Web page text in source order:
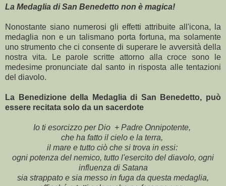
La Medaglia di San Benedetto non è magica!
Nonostante siano numerosi gli effetti attribuite all'icona, la
medaglia non e un talismano porta fortuna, ma solamente
uno strumento che ci consente di superare le avversità della
nostra vita. Le parole scritte attorno alla croce sono le
medesime pronunciate dal santo in risposta alle tentazioni
del diavolo.
La Benedizione della Medaglia di San Benedetto, può
essere recitata solo da un sacerdote
Io ti esorcizzo per Dio + Padre Onnipo­tente,
che ha fatto il cielo e la terra,
il mare e tutto ciò che si trova in essi:
ogni potenza del nemico, tutto l'esercito del diavolo, ogni
influenza di Satana
sia strappato e sia messo in fuga da questa medaglia,